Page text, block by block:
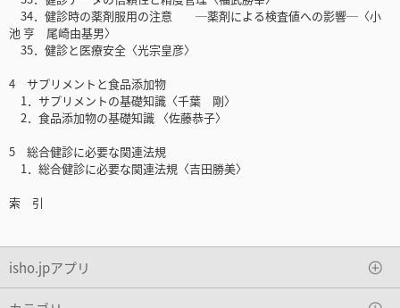
34．健診時の薬剤服用の注意 ─薬剤による検査値への影響─〈小
池 亨 尾崎由基男〉
35．健診と医療安全〈光宗皇彦〉
4 サプリメントと食品添加物
1．サプリメントの基礎知識〈千葉 剛〉
2．食品添加物の基礎知識 〈佐藤恭子〉
5 総合健診に必要な関連法規
1．総合健診に必要な関連法規〈吉田勝美〉
索 引
isho.jpアプリ